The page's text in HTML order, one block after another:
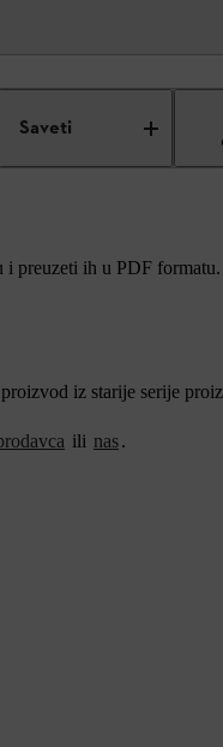
Saveti
i preuzeti ih u PDF formatu.
iz starije serije
ili nas.